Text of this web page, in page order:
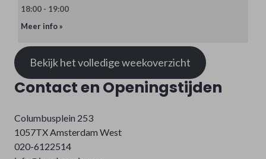
18:00 - 19:00
Meer info »
Bekijk het volledige weekoverzicht
Contact en Openingstijden
Columbusplein 253
1057TX Amsterdam West
020-6122514